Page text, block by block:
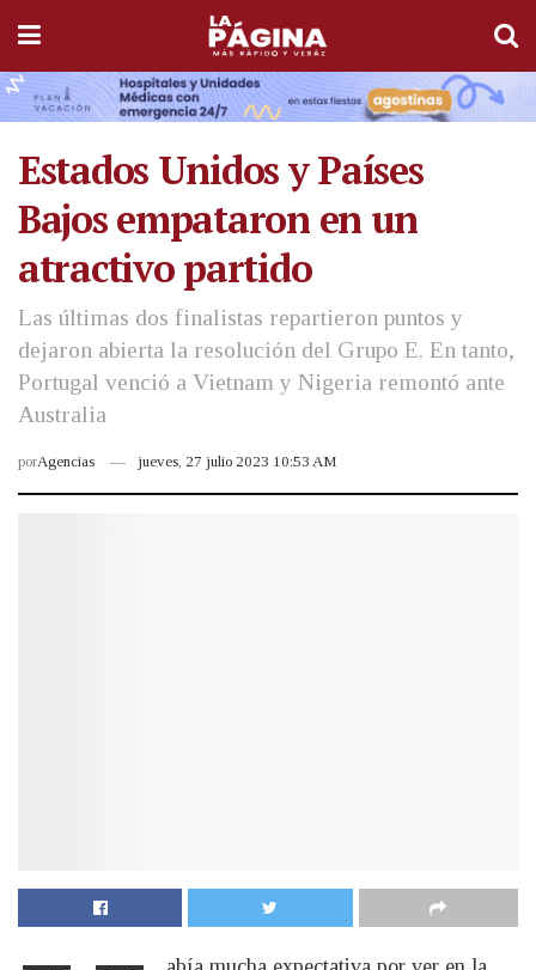
Estados Unidos y Países
Bajos empataron en un
atractivo partido
Las últimas dos finalistas repartieron puntos y
dejaron abierta la resolución del Grupo E. En tanto,
Portugal venció a Vietnam y Nigeria remontó ante
Australia
porAgencias jueves, 27 julio 2023 10:53 AM